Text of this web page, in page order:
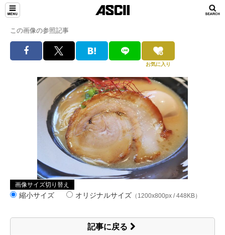
この画像の参照記事
お気に入り
画像サイズ切り替え
縮小サイズ オリジナルサイズ （1200x800px / 448KB）
記事に戻る